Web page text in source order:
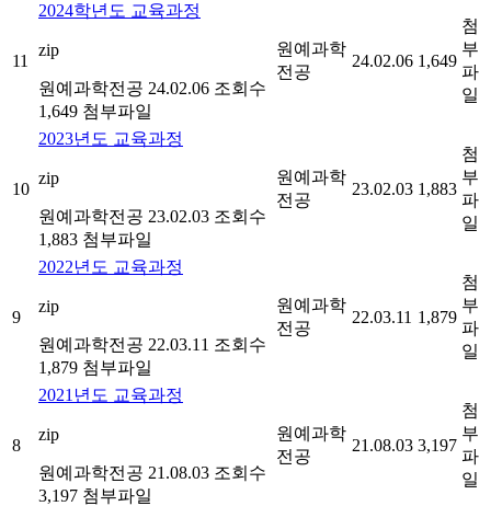
11
2024학년도 교육과정
zip
원예과학전공 24.02.06 조회수
1,649 첨부파일
원예과학
전공
24.02.06 1,649
첨
부
파
일
10
2023년도 교육과정
zip
원예과학전공 23.02.03 조회수
1,883 첨부파일
원예과학
전공
23.02.03 1,883
첨
부
파
일
9
2022년도 교육과정
zip
원예과학전공 22.03.11 조회수
1,879 첨부파일
원예과학
전공
22.03.11 1,879
첨
부
파
일
8
2021년도 교육과정
zip
원예과학전공 21.08.03 조회수
3,197 첨부파일
원예과학
전공
21.08.03 3,197
첨
부
파
일